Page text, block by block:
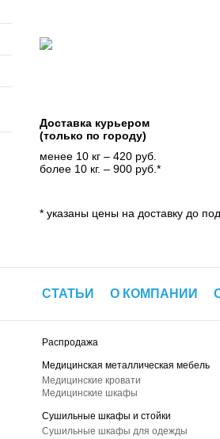
Доставка курьером
(только по городу)
менее 10 кг – 420 руб.
более 10 кг. – 900 руб.*
* указаны цены на доставку до
СТАТЬИ О КОМПАНИИ
Распродажа
Медицинская металлическая мебель
Медицинские кровати
Медицинские шкафы
Сушильные шкафы и стойки
Сушильные шкафы для одежды